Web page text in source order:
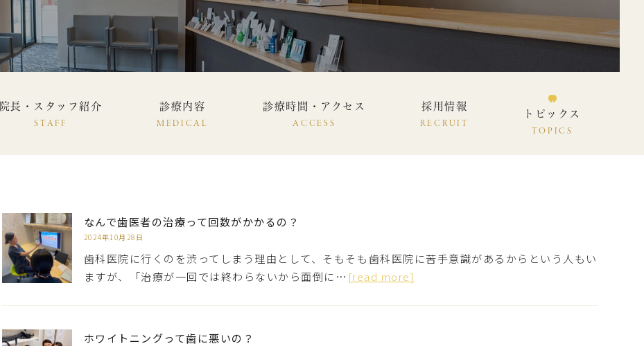
院長・スタッフ紹介
STAFF
診療内容
MEDICAL
診療時間・アクセス
ACCESS
採用情報
RECRUIT
トピックス
TOPICS
なんで歯医者の治療って回数がかかるの？
2024年10月28日
歯科医院に行くのを渋ってしまう理由として、そもそも歯科医院に苦手意識があるからという人もい
ますが、「治療が一回では終わらないから面倒に… [read more]
ホワイトニングって歯に悪いの？